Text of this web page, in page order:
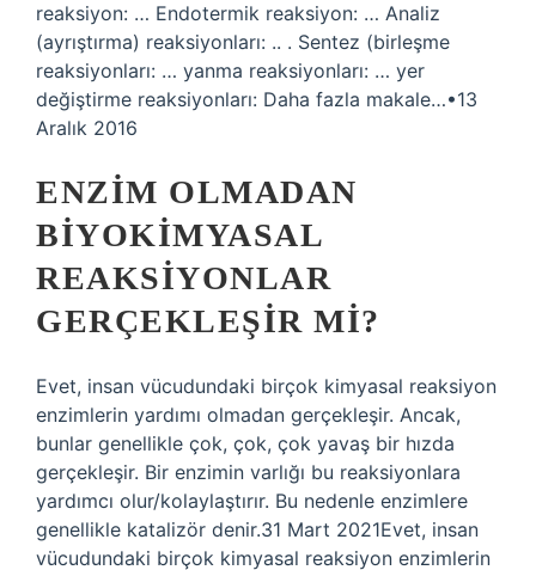
reaksiyon: … Endotermik reaksiyon: … Analiz
(ayrıştırma) reaksiyonları: .. . Sentez (birleşme
reaksiyonları: … yanma reaksiyonları: … yer
değiştirme reaksiyonları: Daha fazla makale…•13
Aralık 2016
ENZIM OLMADAN
BIYOKIMYASAL
REAKSIYONLAR
GERÇEKLEŞIR MI?
Evet, insan vücudundaki birçok kimyasal reaksiyon
enzimlerin yardımı olmadan gerçekleşir. Ancak,
bunlar genellikle çok, çok, çok yavaş bir hızda
gerçekleşir. Bir enzimin varlığı bu reaksiyonlara
yardımcı olur/kolaylaştırır. Bu nedenle enzimlere
genellikle katalizör denir.31 Mart 2021Evet, insan
vücudundaki birçok kimyasal reaksiyon enzimlerin